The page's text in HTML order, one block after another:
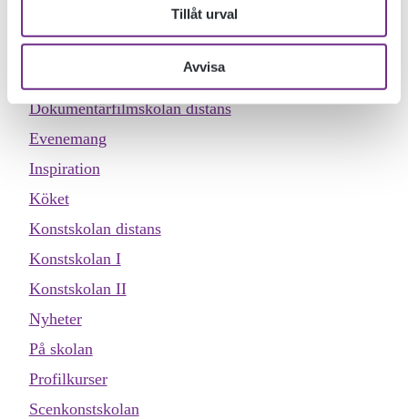
Tillåt urval
Avvisa
Designskolan
Dokumentärfilmskolan distans
Evenemang
Inspiration
Köket
Konstskolan distans
Konstskolan I
Konstskolan II
Nyheter
På skolan
Profilkurser
Scenkonstskolan